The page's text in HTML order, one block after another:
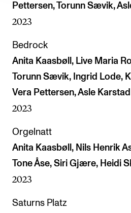
Pettersen, Torunn Sævik,
2023
Bedrock
Anita Kaasbøll, Live Maria
Torunn Sævik, Ingrid Lode,
Vera Pettersen, Asle Karstad
2023
Orgelnatt
Anita Kaasbøll, Nils Henrik
Tone Åse, Siri Gjære, Heidi
2023
Saturns Platz